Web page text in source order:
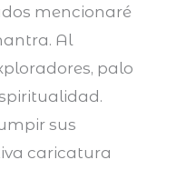
mencionaré
Al
palo
sus
caricatura